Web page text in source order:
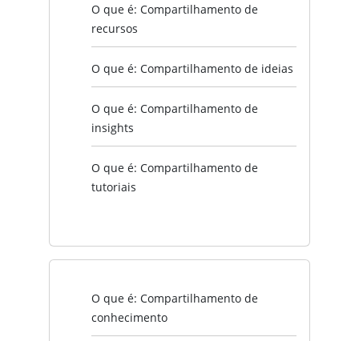
O que é: Compartilhamento de
recursos
O que é: Compartilhamento de ideias
O que é: Compartilhamento de
insights
O que é: Compartilhamento de
tutoriais
O que é: Compartilhamento de
conhecimento